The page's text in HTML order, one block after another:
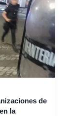
de
la